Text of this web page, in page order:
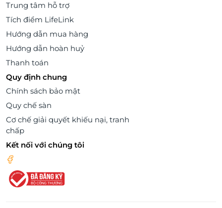
Trung tâm hỗ trợ
Tích điểm LifeLink
Hướng dẫn mua hàng
Hướng dẫn hoàn huỷ
Thanh toán
Quy định chung
Chính sách bảo mật
Quy chế sàn
Cơ chế giải quyết khiếu nại, tranh
chấp
Kết nối với chúng tôi